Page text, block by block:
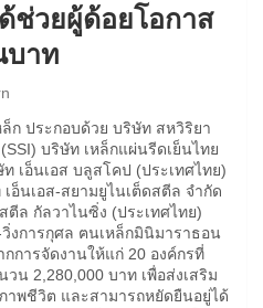
ช่วยผู้ด้อยโอกาส
บาท
ก ประกอบด้วย บริษัท สหวิริยา
บริษัท เหล็กแผ่นรีดเย็นไทย
เอ็นเอส บลูสโคป (ประเทศไทย)
อ็นเอส-สยามยูไนเต็ดสตีล จำกัด
ตีล กัลวาไนซิ่ง (ประเทศไทย)
งการกุศล ฅนเหล็กมินิมาราธอน
การจัดงานให้แก่ 20 องค์กรที่
น 2,280,000 บาท เพื่อส่งเสริม
พชีวิต และสามารถหยัดยืนอยู่ได้